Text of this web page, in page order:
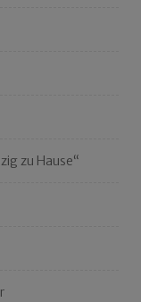
zu Hause“